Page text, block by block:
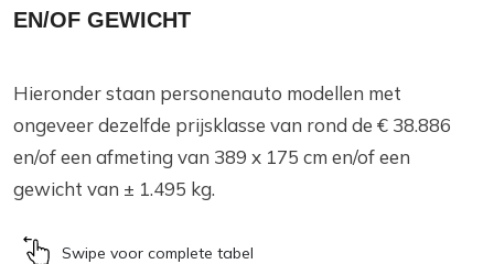
EN/OF GEWICHT
Hieronder staan personenauto modellen met
ongeveer dezelfde prijsklasse van rond de € 38.886
en/of een afmeting van 389 x 175 cm en/of een
gewicht van ± 1.495 kg.
Swipe voor complete tabel